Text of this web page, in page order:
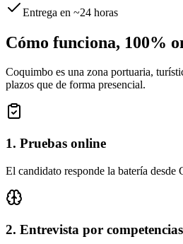
Entrega en ~24 horas
Cómo funciona, 100%
Coquimbo es una zona portuaria,
plazos que de forma presencial.
1. Pruebas online
El candidato responde la batería
2. Entrevista por competencias